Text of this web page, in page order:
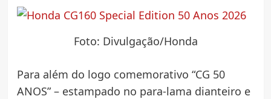
Foto: Divulgação/Honda
Para além do logo comemorativo “CG 50
ANOS” – estampado no para-lama dianteiro e